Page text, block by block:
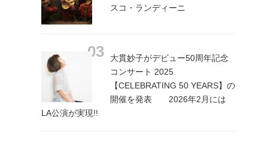
スコ・ランディーニ
大貫妙子がデビュー50周年記念
コンサート 2025
【CELEBRATING 50 YEARS】の
開催を発表 2026年2月には
LA公演が実現!!